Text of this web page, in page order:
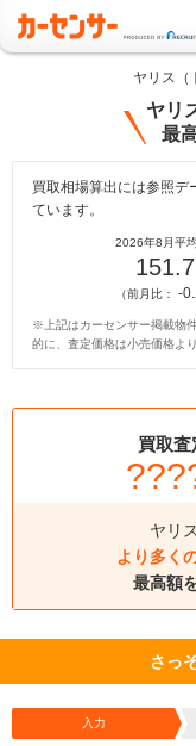
ヤリス（
ヤリ
最
買取相場算出には参照デ
ています。
2026年8月平
151.7
（前月比： -
※上記はカーセンサー掲載物
的に、査定価格は小売価格よ
買取査
ヤリ
より多く
最高額
さっ
入力